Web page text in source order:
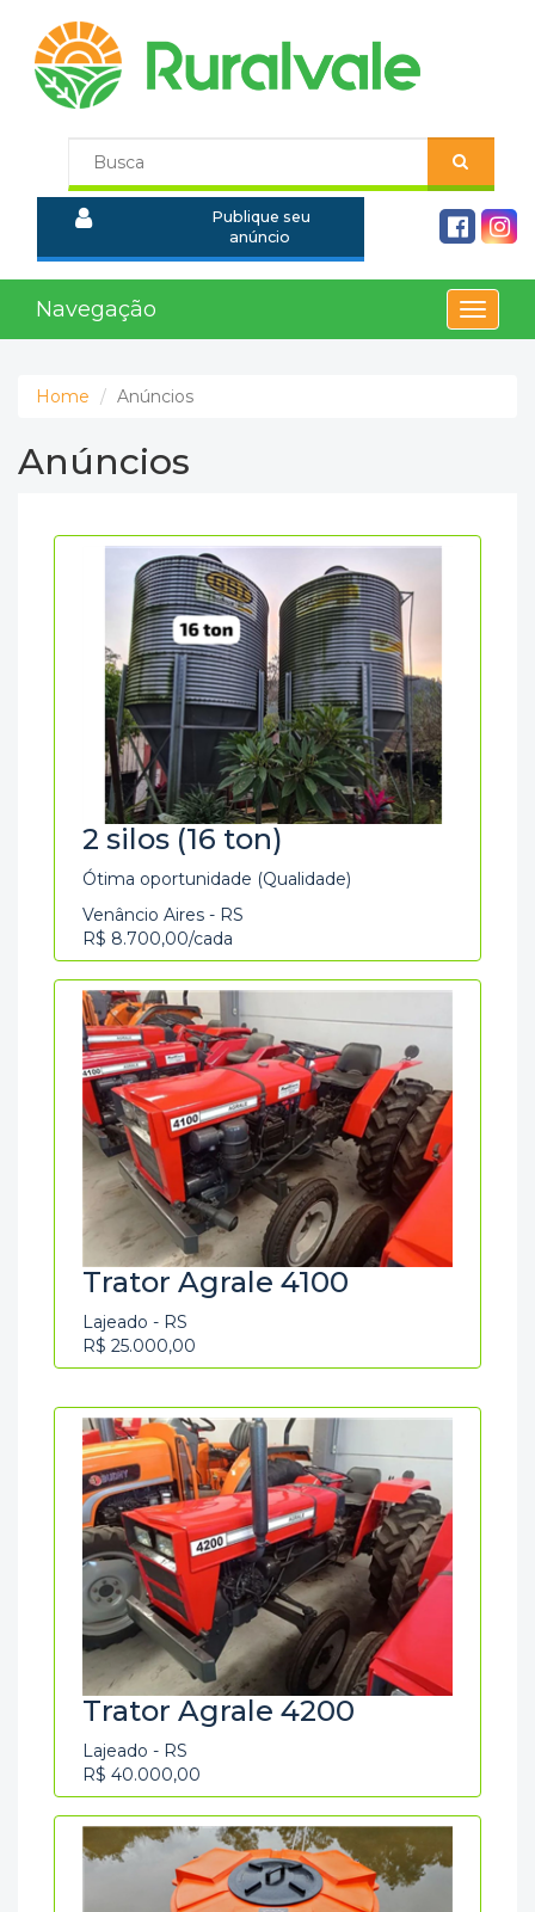
Publique seu
anúncio
Toggle
Navegação
Home Anúncios
Anúncios
2 silos (16 ton)
Ótima oportunidade (Qualidade)
Venâncio Aires - RS
R$ 8.700,00/cada
Trator Agrale 4100
Lajeado - RS
R$ 25.000,00
Trator Agrale 4200
Lajeado - RS
R$ 40.000,00